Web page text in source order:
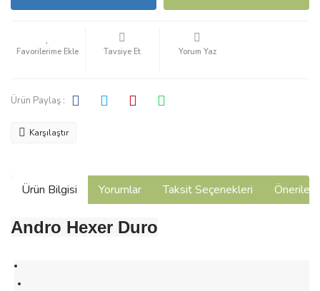
Tavsiye Et Yorum Yaz
Ürün Paylaş :
Karşılaştır
Ürün Bilgisi Yorumlar Taksit Seçenekleri
Andro Hexer Duro